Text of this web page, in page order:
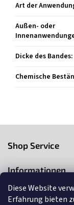
Diese Website
Erfahrung bieten
Art der
Außen- oder
Dicke des Bandes:
Chemische
e
Shop Service
Informationen
Kontakt